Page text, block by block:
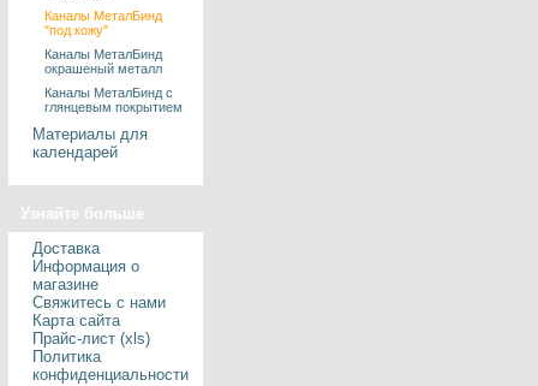
Каналы МеталБинд
"под кожу"
Каналы МеталБинд
окрашеный металл
Каналы МеталБинд с
глянцевым покрытием
Материалы для
календарей
Узнайте больше
Доставка
Информация о
магазине
Свяжитесь с нами
Карта сайта
Прайс-лист (xls)
Политика
конфиденциальности